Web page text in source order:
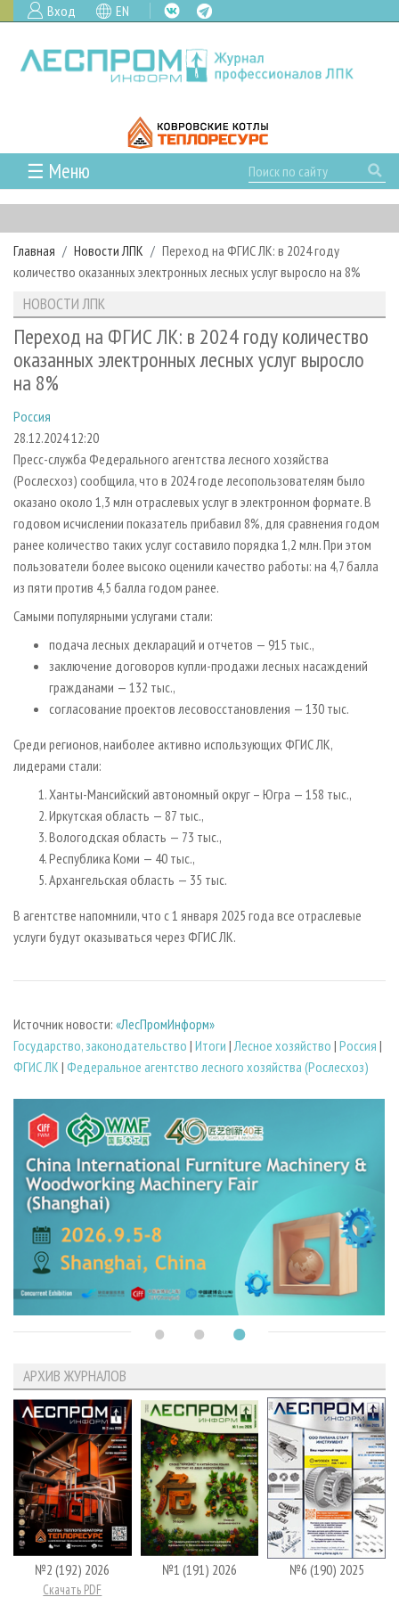
Вход EN
☰ Меню
ГЛАВНАЯ
РУБРИКИ И ТЕМЫ
РУБРИКИ ЖУРНАЛА
ЛЕСОЗАГОТОВКА
ЛЕСОПИЛЕНИЕ
ДЕРЕВООБРАБОТКА
СУШКА ДРЕВЕСИНЫ
ПРОИЗВОДСТВО ДРЕВЕСНЫХ ПЛИТ
ДЕРЕВЯННОЕ ДОМОСТРОЕНИЕ
ПРОИЗВОДСТВО МЕБЕЛИ
БИОЭНЕРГЕТИКА
ЦБП
ИНСТРУМЕНТ И МАТЕРИАЛЫ
НОВОСТИ
НОВОСТИ ЛПК
НОВОСТИ ЖУРНАЛА
НОВОСТИ КОМПАНИЙ
ПРОЕКТЫ ЛПИ
АНАЛИТИКА
ПРЕДПРИЯТИЯ ЛПК
ЛЕСНЫЕ РЕГИОНЫ РОССИИ
ПЕРСОНЫ
МОБИЛЬНЫЕ ВЫСТАВКИ
ОФИЦИАЛЬНЫЕ ДЕЛЕГАЦИИ
ПРИОРИТЕТНЫЕ ИНВЕСТПРОЕКТЫ
RUSSIAN FORESTRY REVIEW
ГАЗЕТА ЛЕСПРОМФОРУМ
БИБЛИОТЕКА СПЕЦИАЛИСТА
АРХИВ ЖУРНАЛОВ
СТАТЬИ
О ЖУРНАЛЕ
ПОДПИСКА
КОНТАКТЫ
РЕКЛАМОДАТЕЛЯМ
РЕКЛАМА
РЕКЛАМА НА САЙТЕ
Главная Новости ЛПК
Переход на ФГИС ЛК: в 2024 году
количество оказанных электронных лесных услуг выросло на 8%
НОВОСТИ ЛПК
Переход на ФГИС ЛК: в 2024 году количество
оказанных электронных лесных услуг выросло
на 8%
Россия
28.12.2024 12:20
Пресс-служба Федерального агентства лесного хозяйства
(Рослесхоз) сообщила, что в 2024 годе лесопользователям было
оказано около 1,3 млн отраслевых услуг в электронном формате. В
годовом исчислении показатель прибавил 8%, для сравнения годом
ранее количество таких услуг составило порядка 1,2 млн. При этом
пользователи более высоко оценили качество работы: на 4,7 балла
из пяти против 4,5 балла годом ранее.
Самыми популярными услугами стали:
подача лесных деклараций и отчетов — 915 тыс.,
заключение договоров купли-продажи лесных насаждений
гражданами — 132 тыс.,
согласование проектов лесовосстановления — 130 тыс.
Среди регионов, наиболее активно использующих ФГИС ЛК,
лидерами стали:
Ханты-Мансийский автономный округ – Югра — 158 тыс.,
Иркутская область — 87 тыс.,
Вологодская область — 73 тыс.,
Республика Коми — 40 тыс.,
Архангельская область — 35 тыс.
В агентстве напомнили, что с 1 января 2025 года все отраслевые
услуги будут оказываться через ФГИС ЛК.
Источник новости: «ЛесПромИнформ»
Государство, законодательство | Итоги |Лесное хозяйство | Россия |
ФГИС ЛК | Федеральное агентство лесного хозяйства (Рослесхоз)
АРХИВ ЖУРНАЛОВ
№2 (192) 2026
Скачать PDF
№1 (191) 2026 №6 (190) 2025